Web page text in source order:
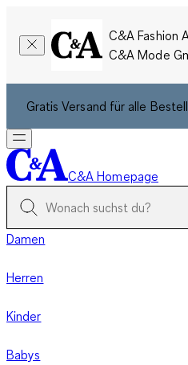
C&A Fashion
C&A Mode
Gratis Versand für alle
C&A Homepage
Damen
Herren
Kinder
Babys